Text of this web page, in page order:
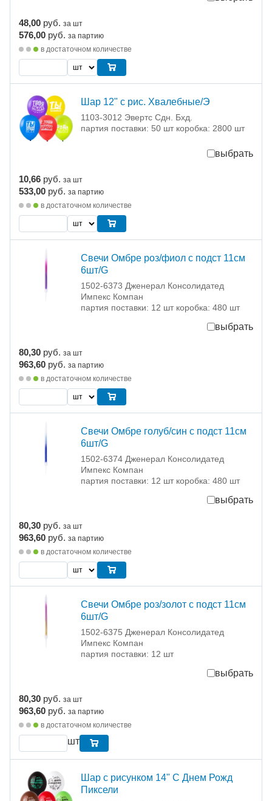
48,00 руб. за шт
576,00 руб. за партию
в достаточном количестве
Шар 12" с рис. Хвалебные/Э
1103-3012 Эвертс Сдн. Бхд.
партия поставки: 50 шт коробка: 2800 шт
выбрать
10,66 руб. за шт
533,00 руб. за партию
в достаточном количестве
Свечи Омбре роз/фиол с подст 11см
6шт/G
1502-6373 Дженерал Консолидатед
Импекс Компан
партия поставки: 12 шт коробка: 480 шт
выбрать
80,30 руб. за шт
963,60 руб. за партию
в достаточном количестве
Свечи Омбре голуб/син с подст 11см
6шт/G
1502-6374 Дженерал Консолидатед
Импекс Компан
партия поставки: 12 шт коробка: 480 шт
выбрать
80,30 руб. за шт
963,60 руб. за партию
в достаточном количестве
Свечи Омбре роз/золот с подст 11см
6шт/G
1502-6375 Дженерал Консолидатед
Импекс Компан
партия поставки: 12 шт
выбрать
80,30 руб. за шт
963,60 руб. за партию
в достаточном количестве
шт
Шар с рисунком 14" С Днем Рожд
Пиксели